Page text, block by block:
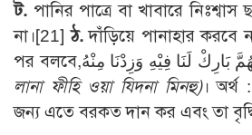
ট. পানির পাত্রে বা খাবারে
না।[21]ঠ.দাঁড়িয়ে পানাহার করবে
লানা ফীহি ওয়া যিদনা মিনহু)। অর্থ
জন্য এতে বরকত দান কর এবং তা